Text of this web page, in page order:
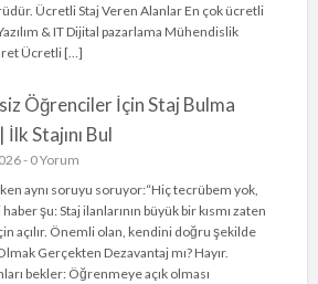
Ücretli Staj Veren Alanlar En çok ücretli
& IT Dijital pazarlama Mühendislik
Ücretli […]
Öğrenciler İçin Staj Bulma
İlk Stajını Bul
- 0 Yorum
aynı soruyu soruyor:“Hiç tecrübem yok,
şu: Staj ilanlarının büyük bir kısmı zaten
açılır. Önemli olan, kendini doğru şekilde
Gerçekten Dezavantaj mı? Hayır.
bekler: Öğrenmeye açık olması